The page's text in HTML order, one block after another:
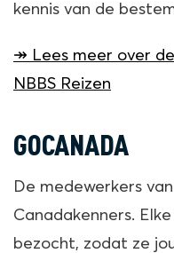
kennis van de
↠ Lees meer over
NBBS Reizen
GOCANADA
De medewerkers
Canadakenners.
bezocht, zodat ze